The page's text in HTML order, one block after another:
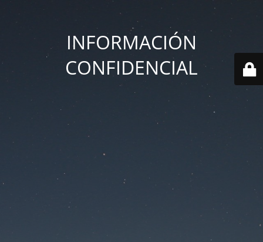
INFORMACIÓN
CONFIDENCIAL